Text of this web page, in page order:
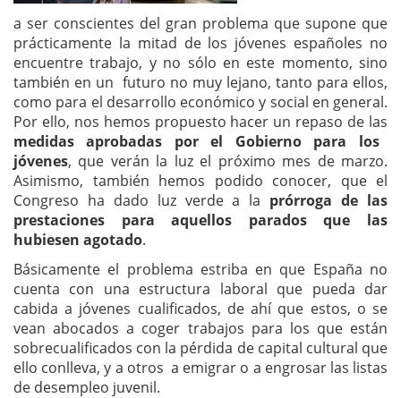
a ser conscientes del gran problema que supone que
prácticamente la mitad de los jóvenes españoles no
encuentre trabajo, y no sólo en este momento, sino
también en un futuro no muy lejano, tanto para ellos,
como para el desarrollo económico y social en general.
Por ello, nos hemos propuesto hacer un repaso de las
medidas aprobadas por el Gobierno para los
jóvenes, que verán la luz el próximo mes de marzo.
Asimismo, también hemos podido conocer, que el
Congreso ha dado luz verde a la prórroga de las
prestaciones para aquellos parados que las
hubiesen agotado.
Básicamente el problema estriba en que España no
cuenta con una estructura laboral que pueda dar
cabida a jóvenes cualificados, de ahí que estos, o se
vean abocados a coger trabajos para los que están
sobrecualificados con la pérdida de capital cultural que
ello conlleva, y a otros a emigrar o a engrosar las listas
de desempleo juvenil.